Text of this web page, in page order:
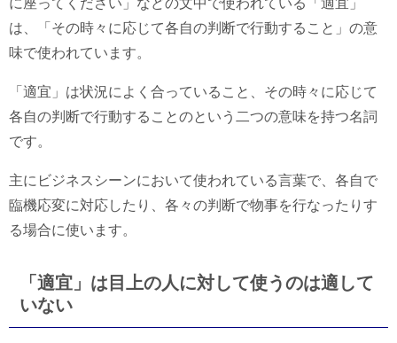
に座ってください」などの文中で使われている「適宜」
は、「その時々に応じて各自の判断で行動すること」の意
味で使われています。
「適宜」は状況によく合っていること、その時々に応じて
各自の判断で行動することのという二つの意味を持つ名詞
です。
主にビジネスシーンにおいて使われている言葉で、各自で
臨機応変に対応したり、各々の判断で物事を行なったりす
る場合に使います。
「適宜」は目上の人に対して使うのは適して
いない